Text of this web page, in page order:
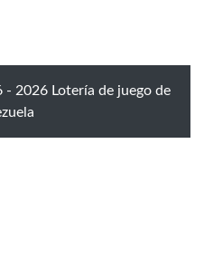
2026 Lotería de juego de